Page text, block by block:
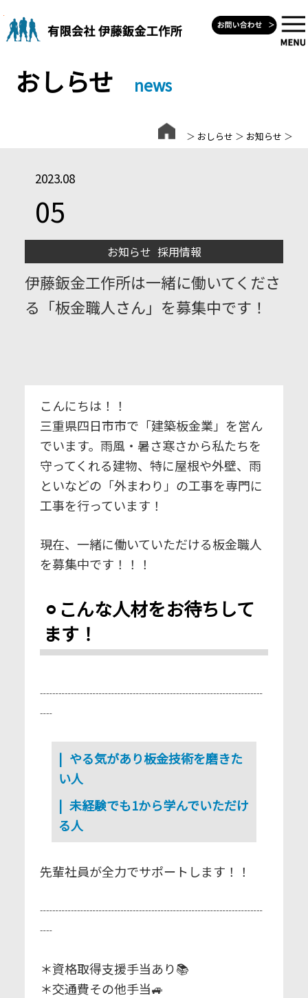
to
content
おしらせ news
＞ おしらせ ＞ お知らせ ＞
2023.08
05
お知らせ 採用情報
伊藤鈑金工作所は一緒に働いてくださ
る「板金職人さん」を募集中です！
こんにちは！！⁣
三重県四日市市で「建築板金業」を営ん
でいます。雨風・暑さ寒さから私たちを
守ってくれる建物、特に屋根や外壁、雨
といなどの「外まわり」の工事を専門に
工事を行っています！⁣
現在、一緒に働いていただける板金職人
を募集中です！！！⁣
⚪︎こんな人材をお待ちして
ます！
┈┈┈┈┈┈┈┈┈┈┈┈┈┈┈┈┈┈
┈⁣
やる気があり板金技術を磨きた
い人⁣
未経験でも1から学んでいただけ
る人⁣
先輩社員が全力でサポートします！！⁣
┈┈┈┈┈┈┈┈┈┈┈┈┈┈┈┈┈┈
┈⁣
＊資格取得支援手当あり📚⁣
＊交通費その他手当🚙⁣